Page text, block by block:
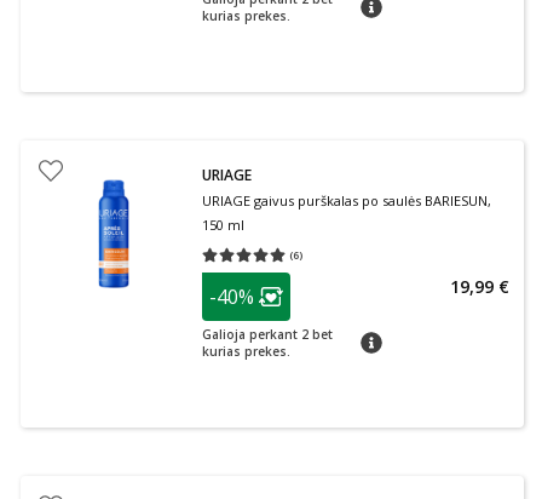
kurias prekes.
URIAGE
URIAGE gaivus purškalas po saulės BARIESUN,
150 ml
(6)
Vidutinis įvertinimas 5.00
patarimas
Lojalumo klubo narių nuolaida
-40%
Galioja perkant 2 bet
kurias prekes.
patarimas
19,99 €